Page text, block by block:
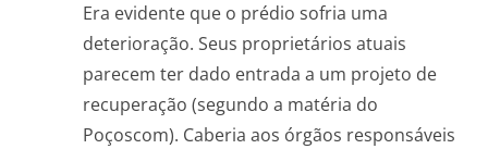
Era evidente que o prédio sofria uma
deterioração. Seus proprietários atuais
parecem ter dado entrada a um projeto de
recuperação (segundo a matéria do
Poçoscom). Caberia aos órgãos responsáveis